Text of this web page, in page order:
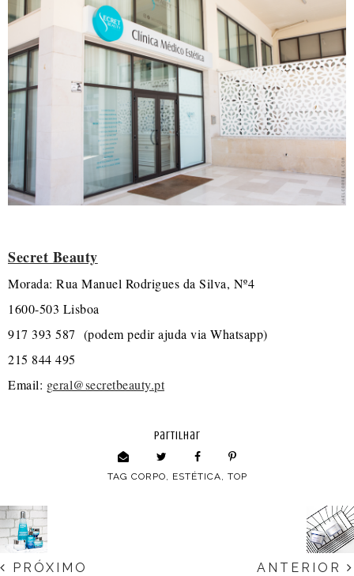
Secret Beauty
Morada: Rua Manuel Rodrigues da Silva, Nº4
1600-503 Lisboa
917 393 587 (podem pedir ajuda via Whatsapp)
215 844 495
Email: geral@secretbeauty.pt
partilhar
TAG CORPO, ESTÉTICA, TOP
ANTERIOR
PRÓXIMO